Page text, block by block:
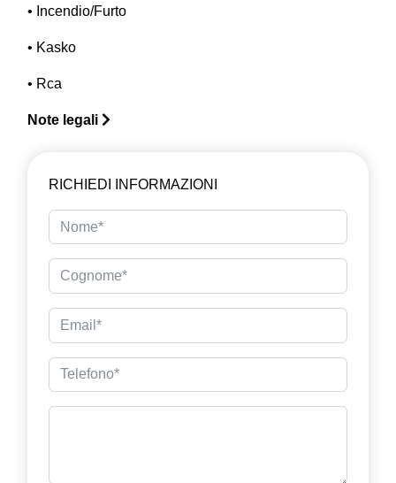
• Incendio/Furto
• Kasko
• Rca
Note legali
RICHIEDI INFORMAZIONI